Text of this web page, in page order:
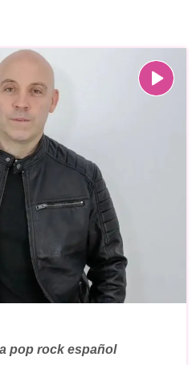
pop rock español